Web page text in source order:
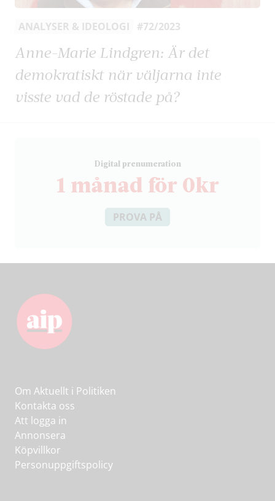
ANALYSER & IDEOLOGI #72/2023
Anne-Marie Lindgren: Är det
demokratiskt när väljarna inte
visste vad de röstade på?
Digital prenumeration
1 månad för 0kr
PROVA PÅ
Om Aktuellt i Politiken
Kontakta oss
Att logga in
Annonsera
Köpvillkor
Personuppgiftspolicy